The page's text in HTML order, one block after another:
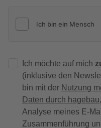
Ich möchte auf mich
(inklusive den
bin mit der Nutzung
Daten durch hagebau
Analyse meines E-
Zusammenführung